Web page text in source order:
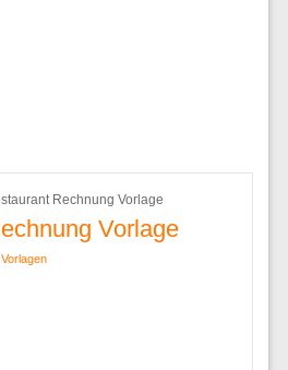
Rechnung Vorlage
Vorlage
Vorlagen